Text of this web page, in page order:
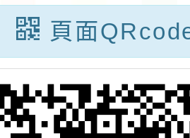
廣實施
教師主
風險管
救命術
坊
頁面